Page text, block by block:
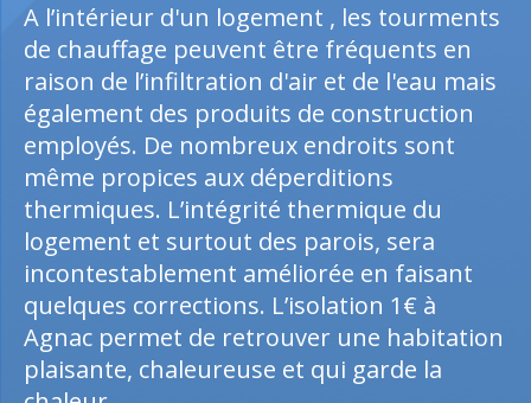
A l’intérieur d'un logement , les tourments
de chauffage peuvent être fréquents en
raison de l’infiltration d'air et de l'eau mais
également des produits de construction
employés. De nombreux endroits sont
même propices aux déperditions
thermiques. L’intégrité thermique du
logement et surtout des parois, sera
incontestablement améliorée en faisant
quelques corrections. L’isolation 1€ à
Agnac permet de retrouver une habitation
plaisante, chaleureuse et qui garde la